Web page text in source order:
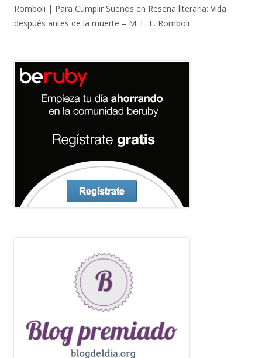
Romboli | Para Cumplir Sueños en Reseña literaria: Vida
después antes de la muerte – M. E. L. Romboli